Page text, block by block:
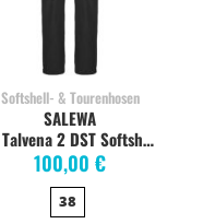
Softshell- & Tourenhosen
Wo Talvena 2 DST Softshellhose, black out
100,00 €
SALEWA
38